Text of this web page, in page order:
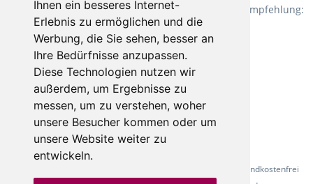
Ihnen ein besseres Internet-
Erlebnis zu ermöglichen und die
Werbung, die Sie sehen, besser an
Ihre Bedürfnisse anzupassen.
Diese Technologien nutzen wir
außerdem, um Ergebnisse zu
messen, um zu verstehen, woher
unsere Besucher kommen oder um
unsere Website weiter zu
entwickeln.
Oberfläche ein sehr beliebter Zusatzboden. Unsere Empfehlung:
Fletco Fluffy und Fletco Hermelin
* Alle Preise inkl. gesetzl. Mehrwertsteuer - Alle Artikel versandkostenfrei